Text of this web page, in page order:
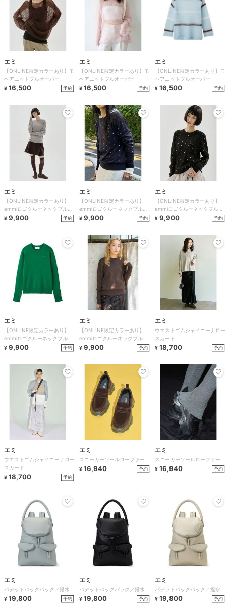
エミ
【ONLINE限定カラーあり】モ
ヘアニットプルオーバー
¥ 16,500 予約
エミ
【ONLINE限定カラーあり】モ
ヘアニットプルオーバー
¥ 16,500 予約
エミ
【ONLINE限定カラーあり】モ
ヘアニットプルオーバー
¥ 16,500 予約
エミ
【ONLINE限定カラーあり】
emmiロゴクルーネックプルオ
ーバー
¥ 9,900 予約
エミ
【ONLINE限定カラーあり】
emmiロゴクルーネックプルオ
ーバー
¥ 9,900 予約
エミ
【ONLINE限定カラーあり】
emmiロゴクルーネックプルオ
ーバー
¥ 9,900 予約
エミ
【ONLINE限定カラーあり】
emmiロゴクルーネックプルオ
ーバー
¥ 9,900 予約
エミ
【ONLINE限定カラーあり】
emmiロゴクルーネックプルオ
ーバー
¥ 9,900 予約
エミ
ウエストゴムシャイニーナロー
スカート
¥ 18,700 予約
エミ
ウエストゴムシャイニーナロー
スカート
¥ 18,700 予約
エミ
スニーカーソールローファー
¥ 16,940 予約
エミ
スニーカーソールローファー
¥ 16,940 予約
エミ
パデットバックパック／撥水
¥ 19,800 予約
エミ
パデットバックパック／撥水
¥ 19,800 予約
エミ
パデットバックパック／撥水
¥ 19,800 予約